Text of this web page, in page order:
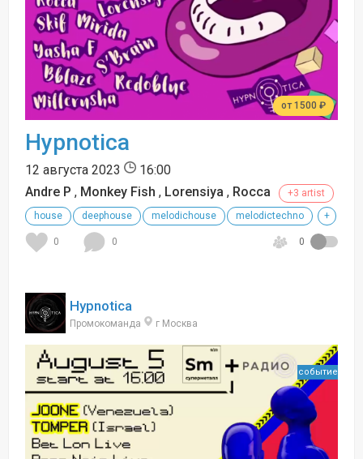
от 1500 ₽
Hypnotica
12 августа 2023
16:00
Andre P , Monkey Fish , Lorensiya , Rocca
+3 artist
house
deephouse melodichouse melodictechno +
0 0 0
Hypnotica
Промокоманда г Москва
событие